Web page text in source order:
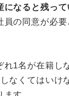
になると残っ
員の同意が必
1名が在籍し
なくてはいけ